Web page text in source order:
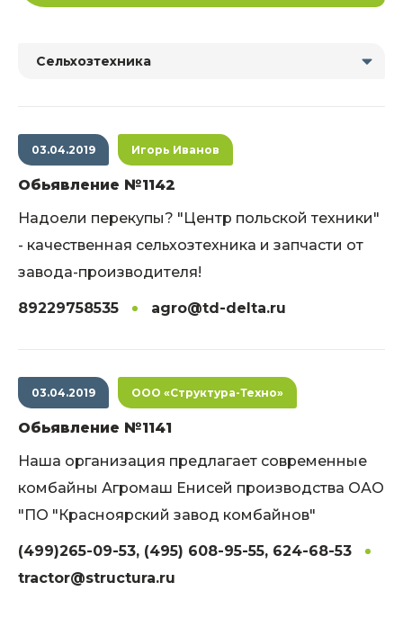
Сельхозтехника
03.04.2019 Игорь Иванов
Обьявление №1142
Надоели перекупы? "Центр польской техники"
- качественная сельхозтехника и запчасти от
завода-производителя!
89229758535 agro@td-delta.ru
03.04.2019 ООО «Структура-Техно»
Обьявление №1141
Наша организация предлагает современные
комбайны Агромаш Енисей производства ОАО
"ПО "Красноярский завод комбайнов"
(499)265-09-53, (495) 608-95-55, 624-68-53
tractor@structura.ru